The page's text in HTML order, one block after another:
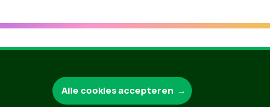
Groen.be
Alle cookies accepteren